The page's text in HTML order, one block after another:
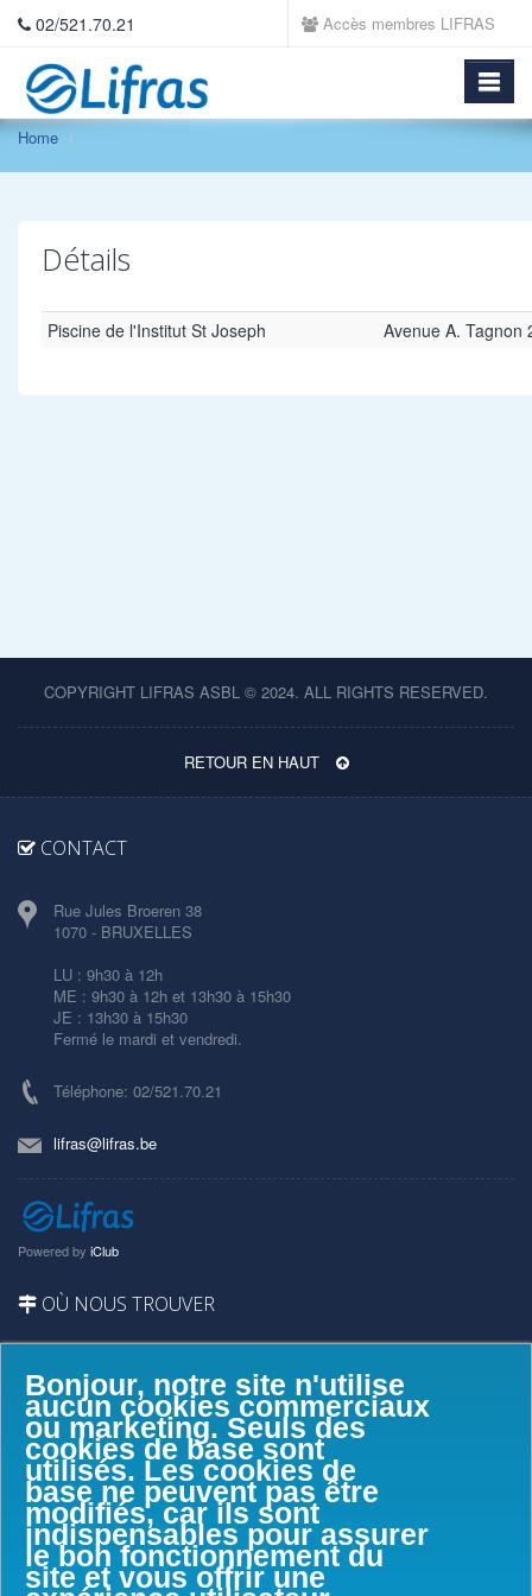
Bonjour, notre site n'utilise
aucun cookies commerciaux
ou marketing. Seuls des
cookies de base sont
utilisés. Les cookies de
base ne peuvent pas être
modifiés, car ils sont
indispensables pour assurer
le bon fonctionnement du
site et vous offrir une
02/521.70.21 Accès membres LIFRAS
Home
Détails
Piscine de l'Institut St Joseph Avenue A. Tagnon
COPYRIGHT LIFRAS ASBL © 2024. ALL RIGHTS RESERVED.
RETOUR EN HAUT
CONTACT
Rue Jules Broeren 38
1070 - BRUXELLES
LU : 9h30 à 12h
ME : 9h30 à 12h et 13h30 à 15h30
JE : 13h30 à 15h30
Fermé le mardi et vendredi.
Téléphone: 02/521.70.21
lifras@lifras.be
Powered by iClub
OÙ NOUS TROUVER